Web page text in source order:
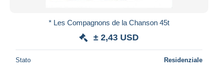
* Les Compagnons de la Chanson 45t
± 2,43 USD
Stato Residenziale